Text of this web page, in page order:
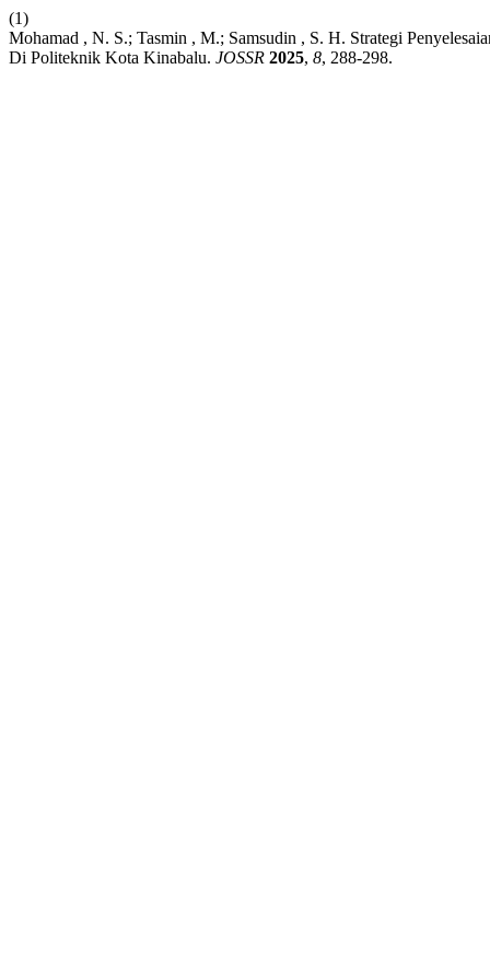
(1)
Mohamad , N. S.; Tasmin , M.; Samsudin , S. H. Strategi
Di Politeknik Kota Kinabalu. JOSSR 2025, 8, 288-298.